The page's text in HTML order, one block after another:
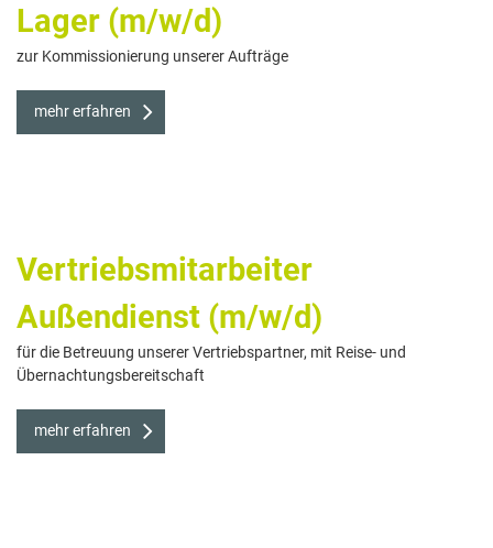
Lager (m/w/d)
zur Kommissionierung unserer Aufträge
mehr erfahren
Vertriebsmitarbeiter
Außendienst (m/w/d)
für die Betreuung unserer Vertriebspartner, mit Reise- und
Übernachtungsbereitschaft
mehr erfahren